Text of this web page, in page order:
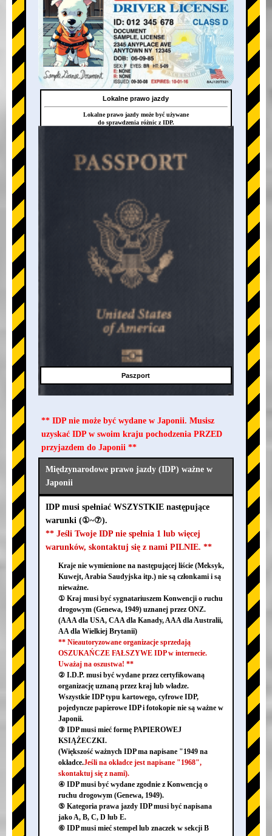
+
Lokalne prawo jazdy
Lokalne prawo jazdy może być używane
do sprawdzenia różnic z IDP.
Paszport
** IDP nie może być wydane w Japonii. Musisz
uzyskać IDP w swoim kraju pochodzenia PRZED
przyjazdem do Japonii **
Międzynarodowe prawo jazdy (IDP) ważne w
Japonii
IDP musi spełniać WSZYSTKIE następujące
warunki (①~⑦).
** Jeśli Twoje IDP nie spełnia 1 lub więcej
warunków, skontaktuj się z nami PILNIE. **
Kraje nie wymienione na następującej liście (Meksyk,
Kuwejt, Arabia Saudyjska itp.) nie są członkami i są
nieważne.
① Kraj musi być sygnatariuszem Konwencji o ruchu
drogowym (Genewa, 1949) uznanej przez ONZ.
(AAA dla USA, CAA dla Kanady, AAA dla Australii,
AA dla Wielkiej Brytanii)
** Nieautoryzowane organizacje sprzedają
OSZUKAŃCZE FAŁSZYWE IDP w internecie.
Uważaj na oszustwa! **
② I.D.P. musi być wydane przez certyfikowaną
organizację uznaną przez kraj lub władze.
Wszystkie IDP typu kartowego, cyfrowe IDP,
pojedyncze papierowe IDP i fotokopie nie są ważne w
Japonii.
③ IDP musi mieć formę PAPIEROWEJ
KSIĄŻECZKI.
(Większość ważnych IDP ma napisane "1949 na
okładce.Jeśli na okładce jest napisane "1968",
skontaktuj się z nami).
④ IDP musi być wydane zgodnie z Konwencją o
ruchu drogowym (Genewa, 1949).
⑤ Kategoria prawa jazdy IDP musi być napisana
jako A, B, C, D lub E.
⑥ IDP musi mieć stempel lub znaczek w sekcji B